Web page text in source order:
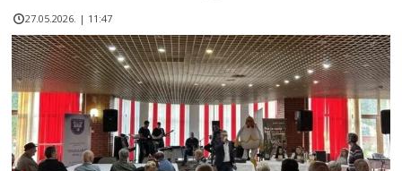
27.05.2026. | 11:47